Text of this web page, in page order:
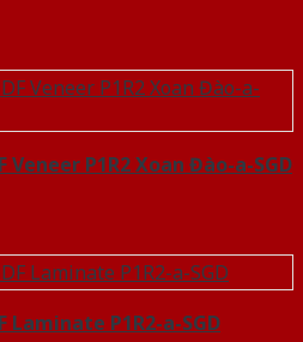
Veneer P1R2 Xoan Đào-a-SGD
Laminate P1R2-a-SGD